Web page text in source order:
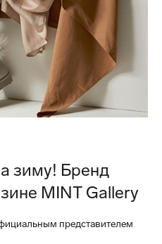
зиму! Бренд
MINT Gallery
представителем